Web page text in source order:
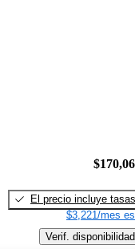
El precio incluye tasas
$3,221/mes
Verif. disponibilidad